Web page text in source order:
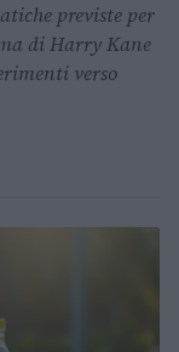
previste per
di Harry Kane
verso